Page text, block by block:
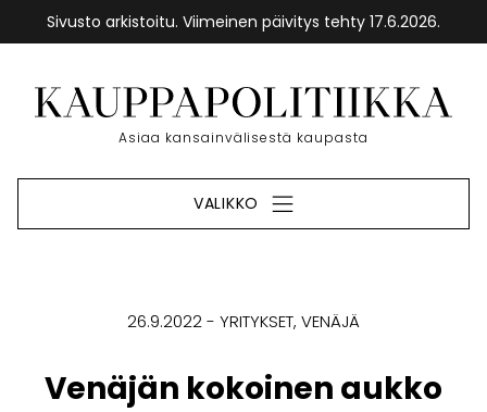
Sivusto arkistoitu. Viimeinen päivitys tehty 17.6.2026.
sisältöön
Etusivu
Asiaa kansainvälisestä kaupasta
VALIKKO
26.9.2022 YRITYKSET VENÄJÄ
Venäjän kokoinen aukko